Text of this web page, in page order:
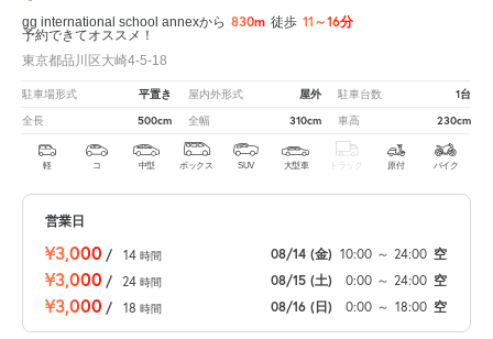
gg international school annexから 830m 徒歩 11～16分
予約できてオススメ！
東京都品川区大崎4-5-18
駐車場形式 平置き 屋内外形式 屋外 駐車台数 1台
全長 500cm 全幅 310cm 車高 230cm
軽 コ 中型 ボックス SUV 大型車 トラック 原付 バイク
営業日
¥3,000 / 14 時間 08/14 (金) 10:00 ～ 24:00 空
¥3,000 / 24 時間 08/15 (土) 0:00 ～ 24:00 空
¥3,000 / 18 時間 08/16 (日) 0:00 ～ 18:00 空